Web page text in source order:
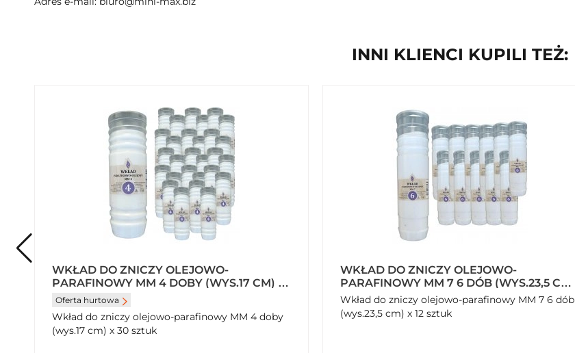
INNI KLIENCI KUPILI TEŻ:
WKŁAD DO ZNICZY OLEJOWO-
PARAFINOWY MM 4 DOBY (WYS.17 CM) X
30 SZTUK
Oferta hurtowa
Wkład do zniczy olejowo-parafinowy MM 4 doby
(wys.17 cm) x 30 sztuk
WKŁAD DO ZNICZY OLEJOWO-
PARAFINOWY MM 7 6 DÓB (WYS.23,5 CM)
X 12 SZTUK
Wkład do zniczy olejowo-parafinowy MM 7 6 dób
(wys.23,5 cm) x 12 sztuk